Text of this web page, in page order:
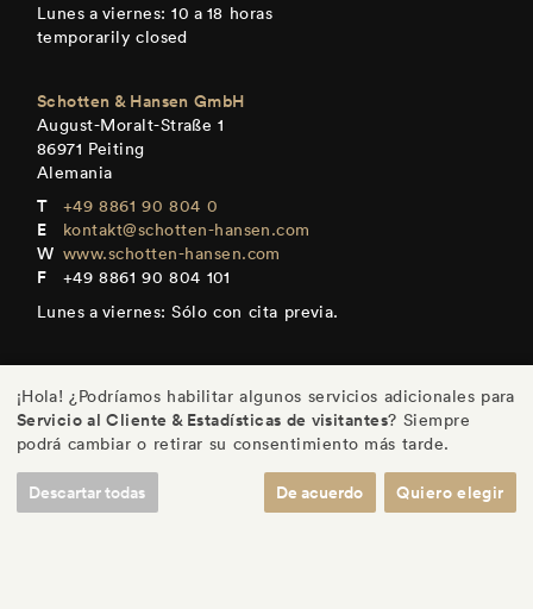
Lunes a viernes: 10 a 18 horas
temporarily closed
Schotten & Hansen GmbH
August-Moralt-Straße 1
86971 Peiting
Alemania
+49 8861 90 804 0
kontakt@schotten-hansen.com
www.schotten-hansen.com
+49 8861 90 804 101
Lunes a viernes: Sólo con cita previa.
DE / EN / ES / FR
¡Hola! ¿Podríamos habilitar algunos servicios adicionales para
Servicio al Cliente & Estadísticas de visitantes? Siempre
podrá cambiar o retirar su consentimiento más tarde.
Quiero elegir
Descartar todas De acuerdo